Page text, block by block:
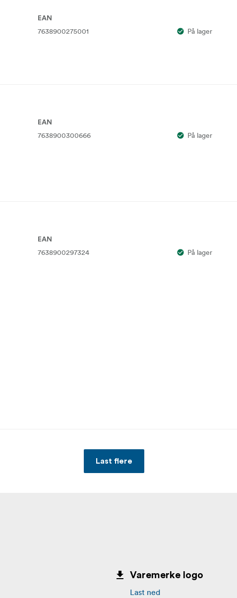
EAN
7638900275001 På lager
EAN
7638900300666 På lager
EAN
7638900297324 På lager
Last flere
Varemerke logo
Last ned